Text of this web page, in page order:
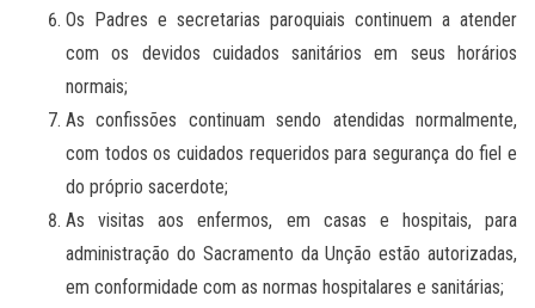
Os Padres e secretarias paroquiais continuem a atender
com os devidos cuidados sanitários em seus horários
normais;
As confissões continuam sendo atendidas normalmente,
com todos os cuidados requeridos para segurança do fiel e
do próprio sacerdote;
As visitas aos enfermos, em casas e hospitais, para
administração do Sacramento da Unção estão autorizadas,
em conformidade com as normas hospitalares e sanitárias;